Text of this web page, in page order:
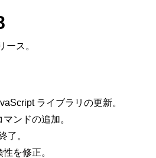
ース。
ライブラリの更新。
ンドの追加。
了。
を修正。